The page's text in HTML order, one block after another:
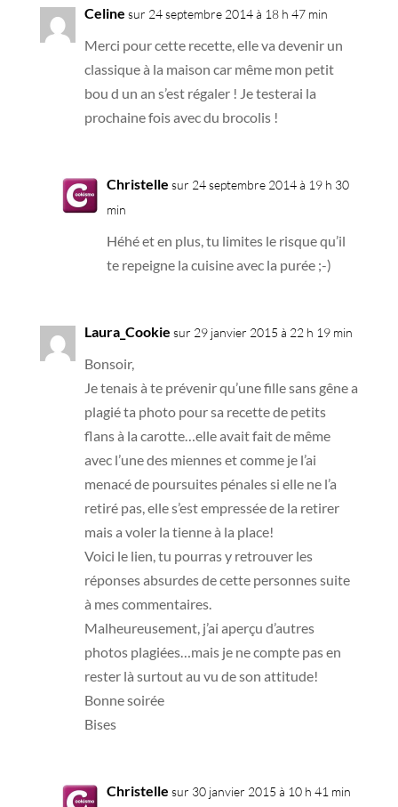
Celine sur 24 septembre 2014 à 18 h 47 min
Merci pour cette recette, elle va devenir un
classique à la maison car même mon petit
bou d un an s’est régaler ! Je testerai la
prochaine fois avec du brocolis !
Christelle sur 24 septembre 2014 à 19 h 30
min
Héhé et en plus, tu limites le risque qu’il
te repeigne la cuisine avec la purée ;-)
Laura_Cookie sur 29 janvier 2015 à 22 h 19 min
Bonsoir,
Je tenais à te prévenir qu’une fille sans gêne a
plagié ta photo pour sa recette de petits
flans à la carotte…elle avait fait de même
avec l’une des miennes et comme je l’ai
menacé de poursuites pénales si elle ne l’a
retiré pas, elle s’est empressée de la retirer
mais a voler la tienne à la place!
Voici le lien, tu pourras y retrouver les
réponses absurdes de cette personnes suite
à mes commentaires.
Malheureusement, j’ai aperçu d’autres
photos plagiées…mais je ne compte pas en
rester là surtout au vu de son attitude!
Bonne soirée
Bises
Christelle sur 30 janvier 2015 à 10 h 41 min